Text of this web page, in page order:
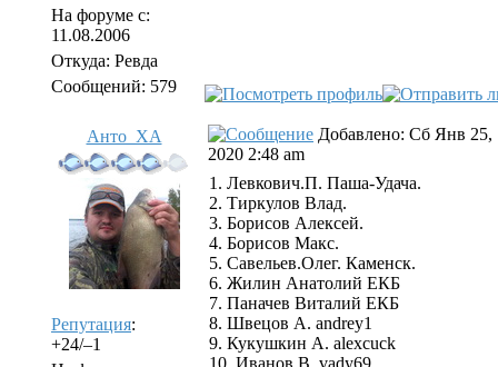
На форуме с:
11.08.2006
Откуда: Ревда
Сообщений: 579
Анто_ХА
Репутация:
+24/–1
Добавлено: Сб Янв 25,
2020 2:48 am
1. Левкович.П. Паша-Удача.
2. Тиркулов Влад.
3. Борисов Алексей.
4. Борисов Макс.
5. Савельев.Олег. Каменск.
6. Жилин Анатолий ЕКБ
7. Паначев Виталий ЕКБ
8. Швецов А. andrey1
9. Кукушкин А. alexcuck
10. Иванов В. vady69